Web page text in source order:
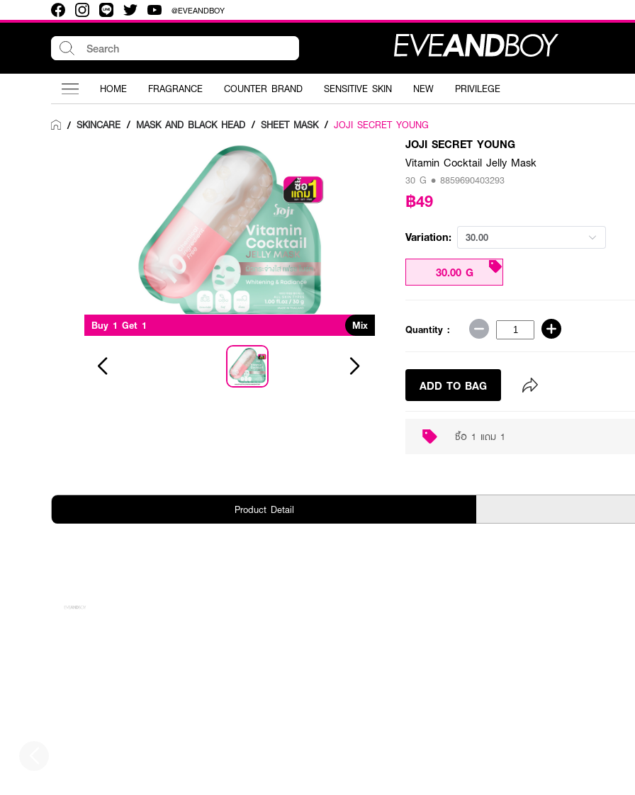
@EVEANDBOY
HOME FRAGRANCE COUNTER BRAND SENSITIVE SKIN NEW PRIVILEGE
/ SKINCARE / MASK AND BLACK HEAD / SHEET MASK / JOJI SECRET YOUNG
Buy 1 Get 1 Mix
JOJI SECRET YOUNG
Vitamin Cocktail Jelly Mask
30 G • 8859690403293
฿49
Variation: 30.00
30.00 G
Quantity :
ADD TO BAG
ซื้อ 1 แถม 1
Product Detail